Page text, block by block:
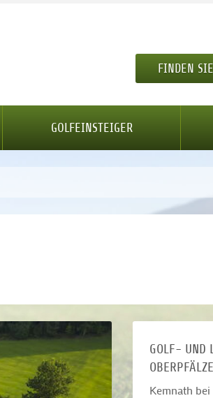
FINDEN
GOLFEINSTEIGER
GOLF- UND
Kemnath